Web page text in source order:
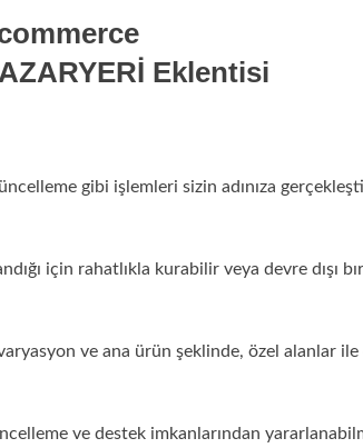
Eklentisi
gibi işlemleri sizin adınıza
için rahatlıkla kurabilir veya devre dışı
ve ana ürün şeklinde, özel alanlar
ve destek imkanlarından